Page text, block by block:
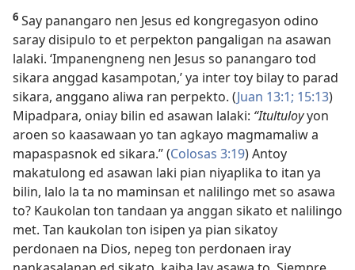
6 Say panangaro nen Jesus ed kongregasyon odino
saray disipulo to et perpekton pangaligan na asawan
lalaki. ‘Impanengneng nen Jesus so panangaro tod
sikara anggad kasampotan,’ ya inter toy bilay to parad
sikara, anggano aliwa ran perpekto. (Juan 13:1; 15:13)
Mipadpara, oniay bilin ed asawan lalaki: “Itultuloyyon
aroen so kaasawaan yo tan agkayo magmamaliw a
mapaspasnok ed sikara.” (Colosas 3:19) Antoy
makatulong ed asawan laki pian niyaplika to itan ya
bilin, lalo la ta no maminsan et nalilingo met so asawa
to? Kaukolan ton tandaan ya anggan sikato et nalilingo
met. Tan kaukolan ton isipen ya pian sikatoy
perdonaen na Dios, nepeg ton perdonaen iray